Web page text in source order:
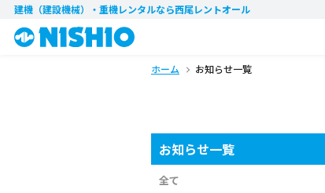
建機（建設機械）・重機レンタルなら西尾レントオール
ホーム お知らせ一覧
お知らせ一覧
全て